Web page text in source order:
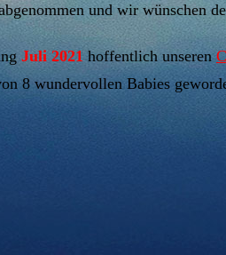
und wir wünschen
Juli 2021hoffentlich unseren
8 wundervollen Babies